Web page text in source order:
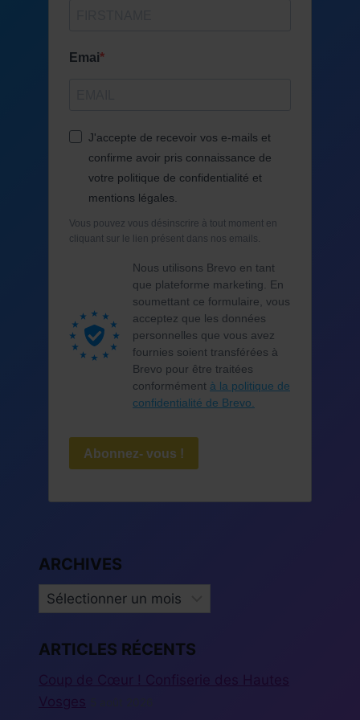
Emai
J'accepte de recevoir vos e-mails et
confirme avoir pris connaissance de
votre politique de confidentialité et
mentions légales.
Vous pouvez vous désinscrire à tout moment en
cliquant sur le lien présent dans nos emails.
Nous utilisons Brevo en tant
que plateforme marketing. En
soumettant ce formulaire, vous
acceptez que les données
personnelles que vous avez
fournies soient transférées à
Brevo pour être traitées
conformément à la politique de
confidentialité de Brevo.
Abonnez- vous !
ARCHIVES
ARCHIVES
ARTICLES RÉCENTS